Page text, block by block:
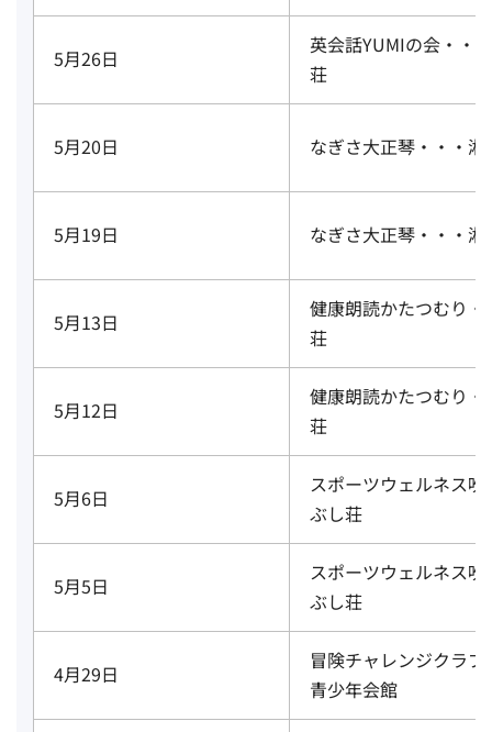
5月26日
英会話YUMIの会・・
荘
5月20日 なぎさ大正琴・・・
5月19日 なぎさ大正琴・・・
5月13日
健康朗読かたつむり・
荘
5月12日
健康朗読かたつむり・
荘
5月6日
スポーツウェルネス
ぶし荘
5月5日
スポーツウェルネス
ぶし荘
4月29日
冒険チャレンジクラ
青少年会館